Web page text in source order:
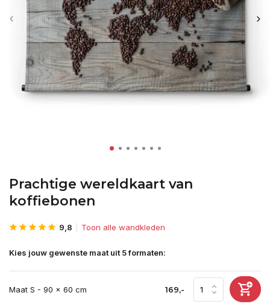
Prachtige wereldkaart van
koffiebonen
9,8 Toon alle wandkleden
Kies jouw gewenste maat uit 5 formaten:
Maat S - 90 x 60 cm 169,-